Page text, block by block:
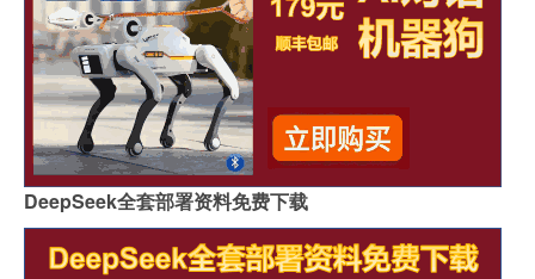
DeepSeek全套部署资料免费下载